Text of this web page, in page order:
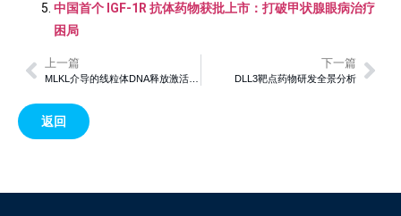
中国首个 IGF-1R 抗体药物获批上市：打破甲状腺眼病治疗
困局
上一篇 下一篇
DLL3靶点药物研发全景分析
返回